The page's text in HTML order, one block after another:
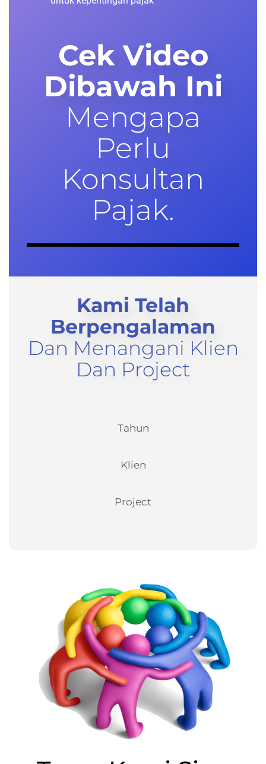
Cek Video
Dibawah Ini
Mengapa
Perlu
Konsultan
Pajak.
Kami Telah
Berpengalaman
Dan Menangani Klien
Dan Project
Tahun
Klien
Project